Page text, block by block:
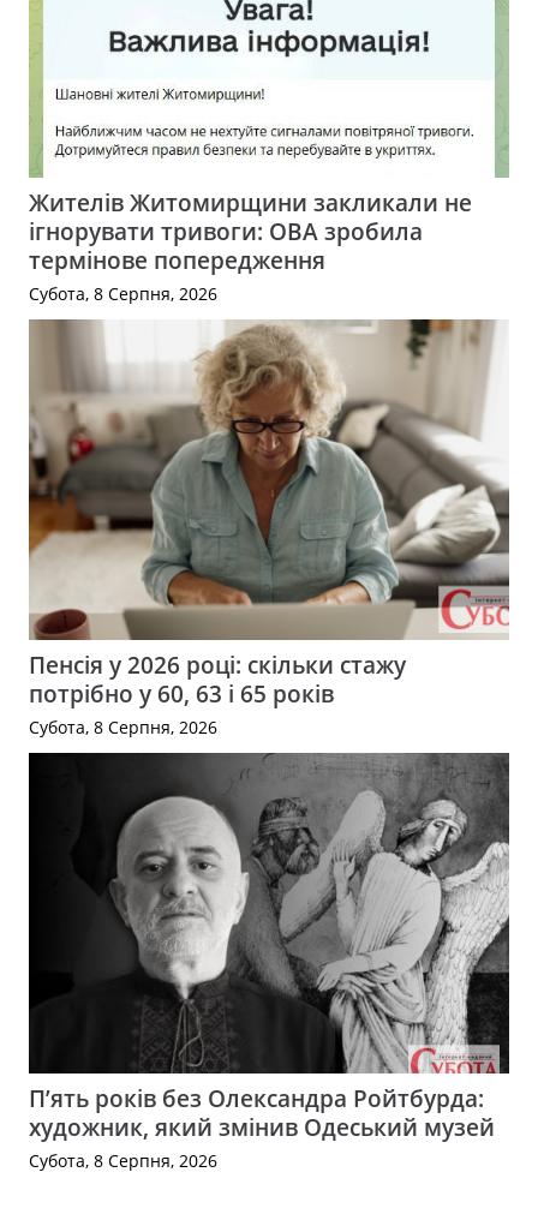
Жителів Житомирщини закликали не
ігнорувати тривоги: ОВА зробила
термінове попередження
Субота, 8 Серпня, 2026
Пенсія у 2026 році: скільки стажу
потрібно у 60, 63 і 65 років
Субота, 8 Серпня, 2026
П’ять років без Олександра Ройтбурда:
художник, який змінив Одеський музей
Субота, 8 Серпня, 2026